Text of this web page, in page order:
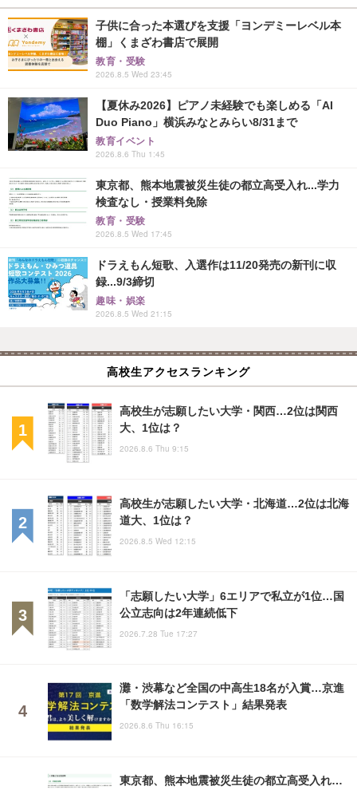
子供に合った本選びを支援「ヨンデミーレベル本
棚」くまざわ書店で展開
教育・受験
2026.8.5 Wed 23:45
【夏休み2026】ピアノ未経験でも楽しめる「AI
Duo Piano」横浜みなとみらい8/31まで
教育イベント
2026.8.6 Thu 1:45
東京都、熊本地震被災生徒の都立高受入れ...学力
検査なし・授業料免除
教育・受験
2026.8.5 Wed 17:45
ドラえもん短歌、入選作は11/20発売の新刊に収
録...9/3締切
趣味・娯楽
2026.8.5 Wed 21:15
高校生アクセスランキング
高校生が志願したい大学・関西…2位は関西
大、1位は？
2026.8.6 Thu 9:15
高校生が志願したい大学・北海道…2位は北海
道大、1位は？
2026.8.5 Wed 12:15
「志願したい大学」6エリアで私立が1位…国
公立志向は2年連続低下
2026.7.28 Tue 17:27
灘・渋幕など全国の中高生18名が入賞…京進
「数学解法コンテスト」結果発表
2026.8.6 Thu 16:15
東京都、熊本地震被災生徒の都立高受入れ…